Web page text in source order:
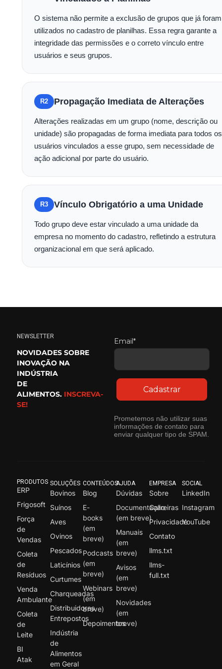
O sistema não permite a exclusão de grupos que já foram
utilizados no cadastro de planilhas. Essa regra garante a
integridade das permissões e o correto vínculo entre
usuários e seus grupos.
R2 Propagação Imediata de Alterações
Alterações realizadas em um grupo (nome, descrição ou
unidade) são propagadas de forma imediata para todos os
usuários vinculados a esse grupo, sem necessidade de
ação adicional por parte do usuário.
R3 Vínculo Obrigatório a uma Unidade
Todo grupo deve estar vinculado a uma unidade da
empresa no momento do cadastro, refletindo a estrutura
organizacional em que será aplicado.
NEWSLETTER
NOVIDADES SOBRE
INOVAÇÃO NA
INDÚSTRIA
DE
ALIMENTOS. INSCREVA-
SE!
Email*
Cadastrar
Prometemos não utilizar suas
informações de contato para
enviar qualquer tipo de SPAM.
PRODUTOS
ERP
Frigosoft
Força
de
Vendas
Coleta
de
Resíduos
Venda
Ambulante
Coleta
de
Leite
BI
Atak
SOLUÇÕES
Bovinos
Suínos
Aves
Ovinos
Pescados
Laticínios
Curtumes
Charqueadas
Distribuidores
Entrepostos
Indústria
de
Alimentos
em Geral
CONTEÚDOS
Blog
E-
books
(em
breve)
Podcasts
(em
breve)
Webinars
(em
breve)
Depoimentos
AJUDA
Dúvidas
Documentação
(em breve)
Manuais
(em
breve)
Avisos
(em
breve)
Novidades
(em
breve)
EMPRESA
Sobre
Carreiras
Privacidade
Contato
llms.txt
llms-
full.txt
SOCIAL
LinkedIn
Instagram
YouTube